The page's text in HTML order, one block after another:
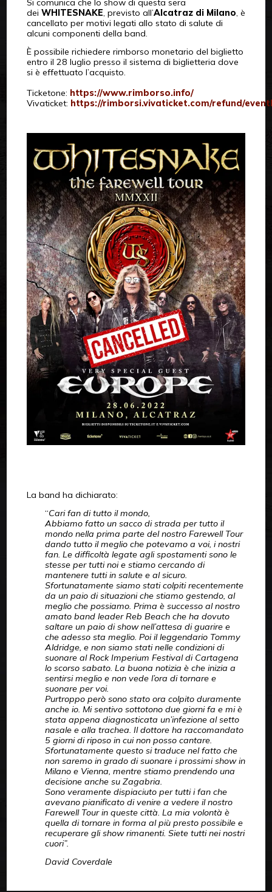
Si comunica che lo show di questa sera
dei WHITESNAKE, previsto all’Alcatraz di Milano, è
cancellato per motivi legati allo stato di salute di
alcuni componenti della band.
È possibile richiedere rimborso monetario del biglietto
entro il 28 luglio presso il sistema di biglietteria dove
si è effettuato l’acquisto.
Ticketone: https://www.rimborso.info/
Vivaticket: https://rimborsi.vivaticket.com/refund/
La band ha dichiarato:
“Cari fan di tutto il mondo,
Abbiamo fatto un sacco di strada per tutto il
mondo nella prima parte del nostro Farewell Tour
dando tutto il meglio che potevamo a voi, i nostri
fan. Le difficoltà legate agli spostamenti sono le
stesse per tutti noi e stiamo cercando di
mantenere tutti in salute e al sicuro.
Sfortunatamente siamo stati colpiti recentemente
da un paio di situazioni che stiamo gestendo, al
meglio che possiamo. Prima è successo al nostro
amato band leader Reb Beach che ha dovuto
saltare un paio di show nell’attesa di guarire e
che adesso sta meglio. Poi il leggendario Tommy
Aldridge, e non siamo stati nelle condizioni di
suonare al Rock Imperium Festival di Cartagena
lo scorso sabato. La buona notizia è che inizia a
sentirsi meglio e non vede l’ora di tornare e
suonare per voi.
Purtroppo però sono stato ora colpito duramente
anche io. Mi sentivo sottotono due giorni fa e mi è
stata appena diagnosticata un’infezione al setto
nasale e alla trachea. Il dottore ha raccomandato
5 giorni di riposo in cui non posso cantare.
Sfortunatamente questo si traduce nel fatto che
non saremo in grado di suonare i prossimi show in
Milano e Vienna, mentre stiamo prendendo una
decisione anche su Zagabria.
Sono veramente dispiaciuto per tutti i fan che
avevano pianificato di venire a vedere il nostro
Farewell Tour in queste città. La mia volontà è
quella di tornare in forma al più presto possibile e
recuperare gli show rimanenti. Siete tutti nei nostri
cuori”.
David Coverdale